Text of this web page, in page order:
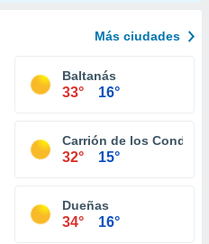
Más ciudades
Baltanás
33° 16°
Carrión de los Condes
32° 15°
Dueñas
34° 16°